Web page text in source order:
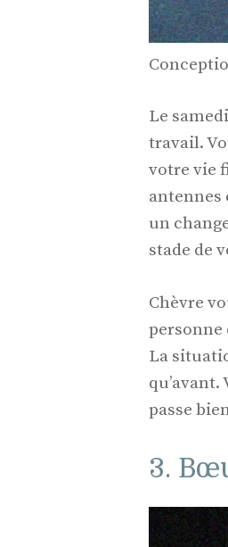
Le
travail.
votre vie
antennes
un
stade de
Chèvre
personne
La
passe
3.